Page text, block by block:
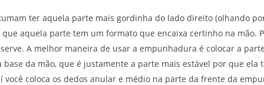
ter aquela parte mais gordinha do lado direito (olhando
aquela parte tem um formato que encaixa certinho na mão.
A melhor maneira de usar a empunhadura é colocar a
base da mão, que é justamente a parte mais estável por que ela
você coloca os dedos anular e médio na parte da frente da